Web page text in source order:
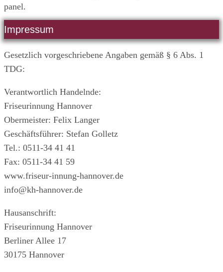
panel.
Impressum
Gesetzlich vorgeschriebene Angaben gemäß § 6 Abs. 1
TDG:
Verantwortlich Handelnde:
Friseurinnung Hannover
Obermeister: Felix Langer
Geschäftsführer: Stefan Golletz
Tel.: 0511-34 41 41
Fax: 0511-34 41 59
www.friseur-innung-hannover.de
info@kh-hannover.de
Hausanschrift:
Friseurinnung Hannover
Berliner Allee 17
30175 Hannover